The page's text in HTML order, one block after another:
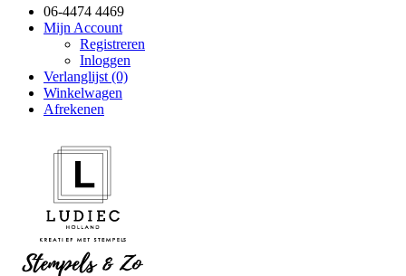
06-4474 4469
Mijn Account
Registreren
Inloggen
Verlanglijst (0)
Winkelwagen
Afrekenen